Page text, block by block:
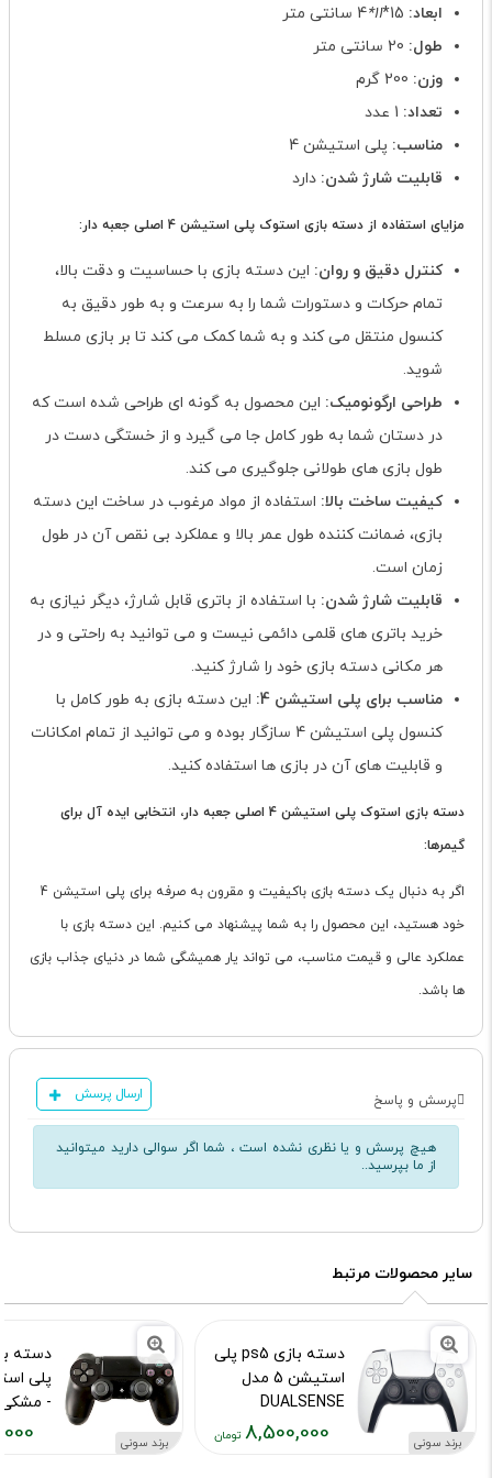
ابعاد: 11* 4 سانتی متر
طول:
وزن:
تعداد:
مناسب: پلی استیشن 4
قابلیت شارژ شدن: دارد
مزایای استفاده از دسته بازی استوک پلی استیشن 4 اصلی جعبه دار:
کنترل دقیق و روان: این دسته بازی با حساسیت و دقت بالا،
تمام حرکات و دستورات شما را به سرعت و به طور دقیق به
کنسول منتقل می کند و به شما کمک می کند تا بر بازی مسلط
شوید.
طراحی ارگونومیک: این محصول به گونه ای طراحی شده است که
در دستان شما به طور کامل جا می گیرد و از خستگی دست در
طول بازی های طولانی جلوگیری می کند.
کیفیت ساخت بالا: استفاده از مواد مرغوب در ساخت این دسته
بازی، ضمانت کننده طول عمر بالا و عملکرد بی نقص آن در طول
زمان است.
قابلیت شارژ شدن: با استفاده از باتری قابل شارژ، دیگر نیازی به
خرید باتری های قلمی دائمی نیست و می توانید به راحتی و در
هر مکانی دسته بازی خود را شارژ کنید.
مناسب برای پلی استیشن 4:
این دسته بازی به طور کامل با
کنسول پلی استیشن 4 سازگار بوده و می توانید از تمام امکانات
و قابلیت های آن در بازی ها استفاده کنید.
دسته بازی استوک پلی استیشن 4 اصلی جعبه دار، انتخابی ایده آل برای
گیمرها:
اگر به دنبال یک دسته بازی باکیفیت و مقرون به صرفه برای پلی استیشن 4
خود هستید، این محصول را به شما پیشنهاد می کنیم. این دسته بازی با
عملکرد عالی و قیمت مناسب، می تواند یار همیشگی شما در دنیای جذاب بازی
ها باشد.
پرسش و پاسخ ارسال پرسش
هیچ پرسش و یا نظری نشده است ، شما اگر سوالی دارید میتوانید
از ما بپرسید..
سایر محصولات مرتبط
برند سونی
دسته بازی ps5 پلی
استیشن 5 مدل
DUALSENSE
(استوک) سفید
8,500,000 برند سونی
دسته
- مشکی
کد محصول